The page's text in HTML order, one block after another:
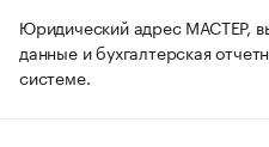
Юридический адрес МАСТЕР,
данные и бухгалтерская
системе.